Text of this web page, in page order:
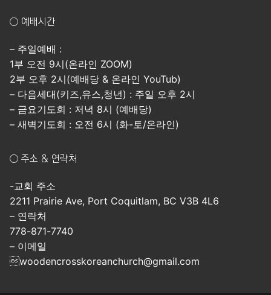
○ 예배시간
– 주일예배 :
1부 오전 9시(온라인 ZOOM)
2부 오후 2시(예배당 & 온라인 YouTub)
– 다음세대(키즈,유스,청년) : 주일 오후 2시
– 금요기도회 : 저녁 8시 (예배당)
– 새벽기도회 : 오전 6시 (화-토/온라인)
○ 주소 & 연락처
-교회 주소
2211 Prairie Ave, Port Coquitlam, BC V3B 4L6
– 연락처
778-871-7740
– 이메일
woodencrosskoreanchurch@gmail.com